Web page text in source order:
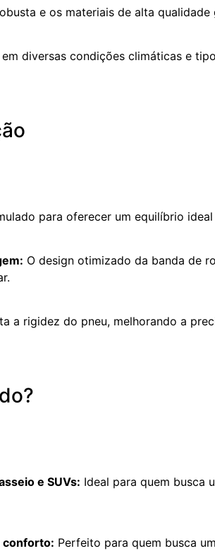
e os materiais de alta
diversas condições climáticas e
para oferecer um equilíbrio
O design otimizado da banda de
a rigidez do pneu, melhorando a
e SUVs: Ideal para quem busca
conforto: Perfeito para quem busca